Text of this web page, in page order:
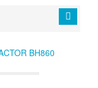
BH860